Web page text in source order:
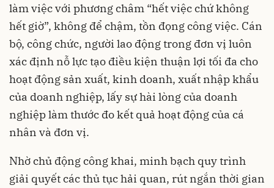
làm việc với phương châm “hết việc chứ không
hết giờ”, không để chậm, tồn đọng công việc. Cán
bộ, công chức, người lao động trong đơn vị luôn
xác định nỗ lực tạo điều kiện thuận lợi tối đa cho
hoạt động sản xuất, kinh doanh, xuất nhập khẩu
của doanh nghiệp, lấy sự hài lòng của doanh
nghiệp làm thước đo kết quả hoạt động của cá
nhân và đơn vị.
Nhờ chủ động công khai, minh bạch quy trình
giải quyết các thủ tục hải quan, rút ngắn thời gian